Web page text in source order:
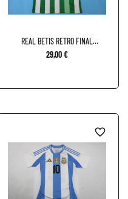
REAL BETIS RETRO FINAL
COPA...
29,00 €
favorite_border